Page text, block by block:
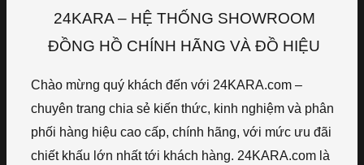
24KARA – HỆ THỐNG SHOWROOM
ĐỒNG HỒ CHÍNH HÃNG VÀ ĐỒ HIỆU
Chào mừng quý khách đến với 24KARA.com –
chuyên trang chia sẻ kiến thức, kinh nghiệm và phân
phối hàng hiệu cao cấp, chính hãng, với mức ưu đãi
chiết khấu lớn nhất tới khách hàng. 24KARA.com là